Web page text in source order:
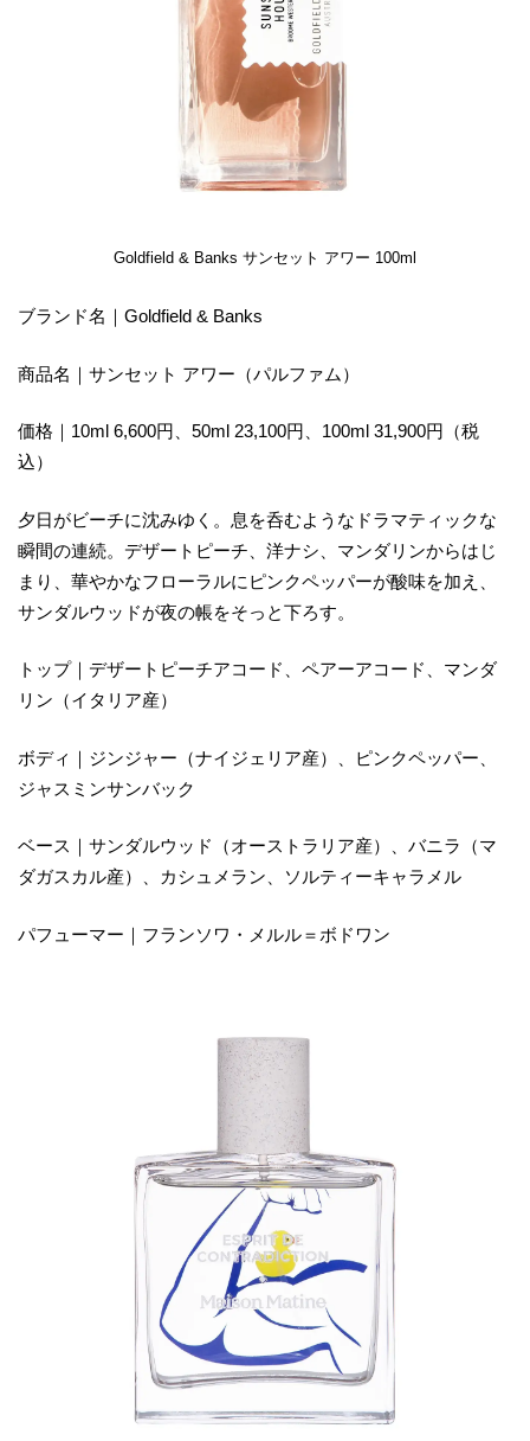
Goldfield & Banks サンセット アワー 100ml
ブランド名｜Goldfield & Banks
商品名｜サンセット アワー（パルファム）
価格｜10ml 6,600円、50ml 23,100円、100ml 31,900円（税
込）
夕日がビーチに沈みゆく。息を呑むようなドラマティックな
瞬間の連続。デザートピーチ、洋ナシ、マンダリンからはじ
まり、華やかなフローラルにピンクペッパーが酸味を加え、
サンダルウッドが夜の帳をそっと下ろす。
トップ｜デザートピーチアコード、ペアーアコード、マンダ
リン（イタリア産）
ボディ｜ジンジャー（ナイジェリア産）、ピンクペッパー、
ジャスミンサンバック
ベース｜サンダルウッド（オーストラリア産）、バニラ（マ
ダガスカル産）、カシュメラン、ソルティーキャラメル
パフューマー｜フランソワ・メルル＝ボドワン